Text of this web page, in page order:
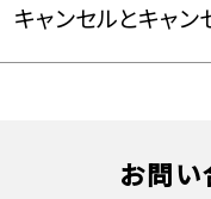
お支
キャンセルとキャ
お問い